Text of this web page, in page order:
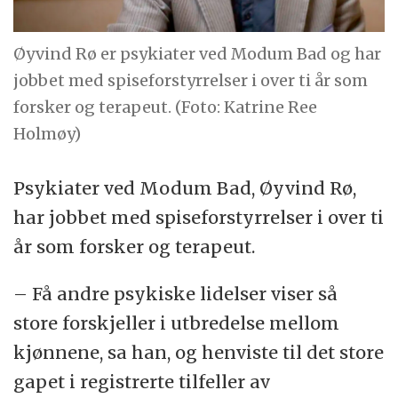
Øyvind Rø er psykiater ved Modum Bad og har
jobbet med spiseforstyrrelser i over ti år som
forsker og terapeut. (Foto: Katrine Ree
Holmøy)
Psykiater ved Modum Bad, Øyvind Rø,
har jobbet med spiseforstyrrelser i over ti
år som forsker og terapeut.
– Få andre psykiske lidelser viser så
store forskjeller i utbredelse mellom
kjønnene, sa han, og henviste til det store
gapet i registrerte tilfeller av